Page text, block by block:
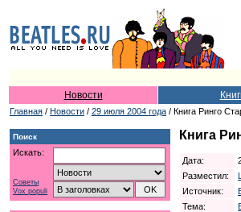
Новости
Главная / Новости / 29 июля 2004 года / Книга Ринго
Поиск
Искать:
Советы
Vox populi
Книга
Дата:
Разместил:
Источник:
Тема: